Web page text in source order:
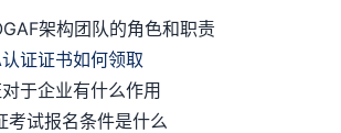
架构团队的角色和职责
证证书如何领取
于企业有什么作用
考试报名条件是什么